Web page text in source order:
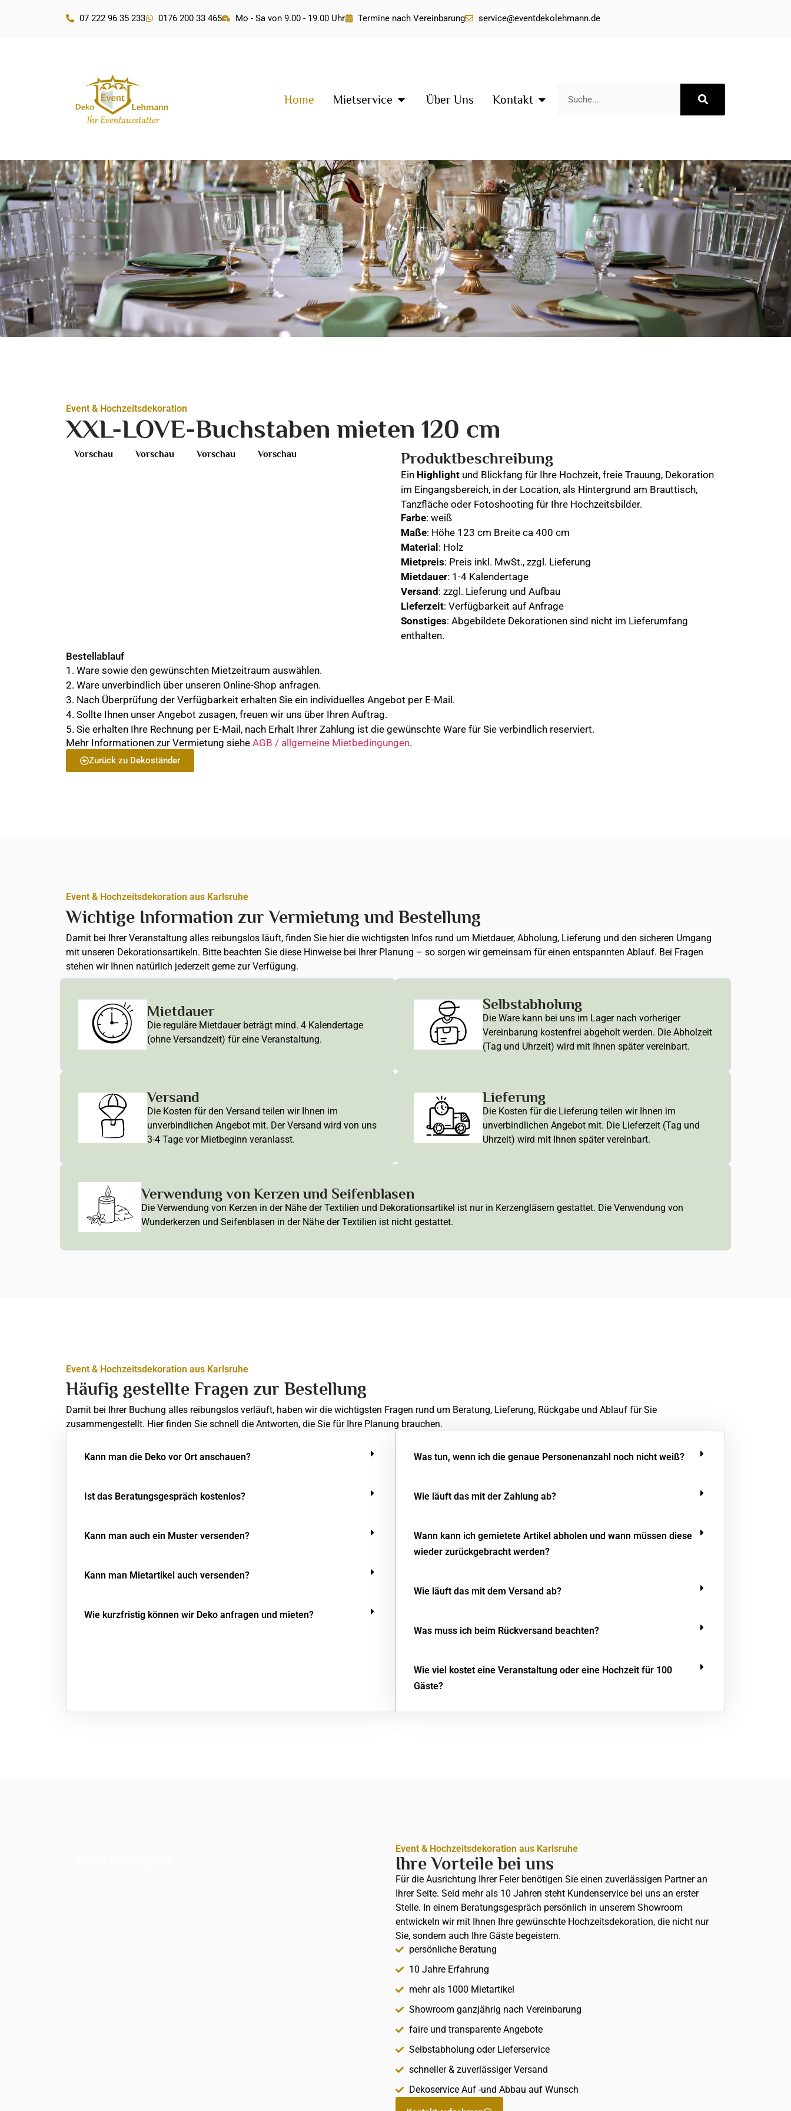
07 222 96 35 233 0176 200 33 465 Mo - Sa von 9.00 - 19.00 Uhr Termine nach Vereinbarung service@eventdekolehmann.de
Home Mietservice Über Uns Kontakt
Event & Hochzeitsdekoration
XXL-LOVE-Buchstaben mieten 120 cm
Produktbeschreibung
Ein Highlightund Blickfang für Ihre Hochzeit, freie Trauung, Dekoration
im Eingangsbereich, in der Location, als Hintergrund am Brauttisch,
Tanzfläche oder Fotoshooting für Ihre Hochzeitsbilder.
Farbe: weiß
Maße: Höhe 123 cm Breite ca 400 cm
Material : Holz
Mietpreis: Preis inkl. MwSt., zzgl. Lieferung
Mietdauer: 1-4 Kalendertage
Versand : zzgl. Lieferung und Aufbau
Lieferzeit: Verfügbarkeit auf Anfrage
Sonstiges: Abgebildete Dekorationen sind nicht im Lieferumfang
enthalten.
Vorschau Vorschau Vorschau Vorschau
Bestellablauf
1. Ware sowie den gewünschten Mietzeitraum auswählen.
2. Ware unverbindlich über unseren Online-Shop anfragen.
3. Nach Überprüfung der Verfügbarkeit erhalten Sie ein individuelles Angebot per E-Mail.
4. Sollte Ihnen unser Angebot zusagen, freuen wir uns über Ihren Auftrag.
5. Sie erhalten Ihre Rechnung per E-Mail, nach Erhalt Ihrer Zahlung ist die gewünschte Ware für Sie verbindlich reserviert.
Mehr Informationen zur Vermietung siehe AGB / allgemeine Mietbedingungen.
Zurück zu Dekoständer
Event & Hochzeitsdekoration aus Karlsruhe
Wichtige Information zur Vermietung und Bestellung
Damit bei Ihrer Veranstaltung alles reibungslos läuft, finden Sie hier die wichtigsten Infos rund um Mietdauer, Abholung, Lieferung und den sicheren Umgang
mit unseren Dekorationsartikeln. Bitte beachten Sie diese Hinweise bei Ihrer Planung – so sorgen wir gemeinsam für einen entspannten Ablauf. Bei Fragen
stehen wir Ihnen natürlich jederzeit gerne zur Verfügung.
Mietdauer
Die reguläre Mietdauer beträgt mind. 4 Kalendertage
(ohne Versandzeit) für eine Veranstaltung.
Selbstabholung
Die Ware kann bei uns im Lager nach vorheriger
Vereinbarung kostenfrei abgeholt werden. Die Abholzeit
(Tag und Uhrzeit) wird mit Ihnen später vereinbart.
Versand
Die Kosten für den Versand teilen wir Ihnen im
unverbindlichen Angebot mit. Der Versand wird von uns
3-4 Tage vor Mietbeginn veranlasst.
Lieferung
Die Kosten für die Lieferung teilen wir Ihnen im
unverbindlichen Angebot mit. Die Lieferzeit (Tag und
Uhrzeit) wird mit Ihnen später vereinbart.
Verwendung von Kerzen und Seifenblasen
Die Verwendung von Kerzen in der Nähe der Textilien und Dekorationsartikel ist nur in Kerzengläsern gestattet. Die Verwendung von
Wunderkerzen und Seifenblasen in der Nähe der Textilien ist nicht gestattet.
Event & Hochzeitsdekoration aus Karlsruhe
Häufig gestellte Fragen zur Bestellung
Damit bei Ihrer Buchung alles reibungslos verläuft, haben wir die wichtigsten Fragen rund um Beratung, Lieferung, Rückgabe und Ablauf für Sie
zusammengestellt. Hier finden Sie schnell die Antworten, die Sie für Ihre Planung brauchen.
Kann man die Deko vor Ort anschauen?
Ist das Beratungsgespräch kostenlos?
Kann man auch ein Muster versenden?
Kann man Mietartikel auch versenden?
Wie kurzfristig können wir Deko anfragen und mieten?
Was tun, wenn ich die genaue Personenanzahl noch nicht weiß?
Wie läuft das mit der Zahlung ab?
Wann kann ich gemietete Artikel abholen und wann müssen diese
wieder zurückgebracht werden?
Wie läuft das mit dem Versand ab?
Was muss ich beim Rückversand beachten?
Wie viel kostet eine Veranstaltung oder eine Hochzeit für 100
Gäste?
Event & Hochzeitsdekoration aus Karlsruhe
Ihre Vorteile bei uns
Für die Ausrichtung Ihrer Feier benötigen Sie einen zuverlässigen Partner an
Ihrer Seite. Seid mehr als 10 Jahren steht Kundenservice bei uns an erster
Stelle. In einem Beratungsgespräch persönlich in unserem Showroom
entwickeln wir mit Ihnen Ihre gewünschte Hochzeitsdekoration, die nicht nur
Sie, sondern auch Ihre Gäste begeistern.
persönliche Beratung
10 Jahre Erfahrung
mehr als 1000 Mietartikel
Showroom ganzjährig nach Vereinbarung
faire und transparente Angebote
Selbstabholung oder Lieferservice
schneller & zuverlässiger Versand
Dekoservice Auf -und Abbau auf Wunsch